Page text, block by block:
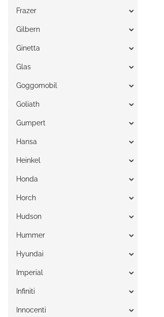
Frazer
Gilbern
Ginetta
Glas
Goggomobil
Goliath
Gumpert
Hansa
Heinkel
Honda
Horch
Hudson
Hummer
Hyundai
Imperial
Infiniti
Innocenti